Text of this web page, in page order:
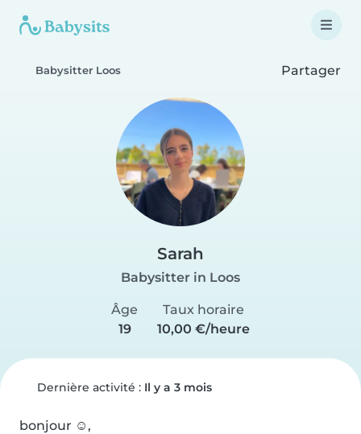
Babysitter Loos Partager
Sarah
Babysitter in Loos
Âge
19
Taux horaire
10,00 €/heure
Dernière activité : Il y a 3 mois
bonjour ☺️,